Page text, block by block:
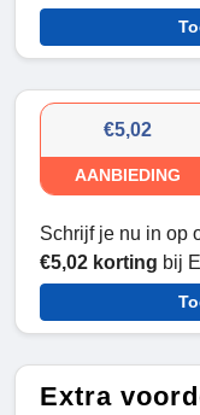
€5,02
AANBIEDING
Schrijf je nu in op
€5,02 korting bij
Extra